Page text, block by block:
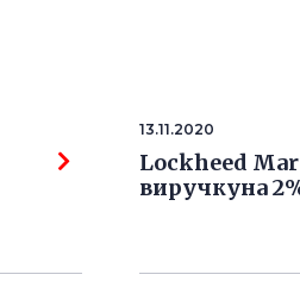
13.11.2020
Lockheed
виручкуна